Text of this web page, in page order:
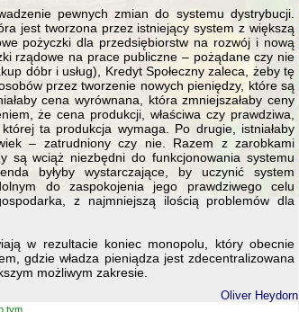
pewnych zmian do systemu dystrybucji.
jest tworzona przez istniejący system z większą
pożyczki dla przedsiębiorstw na rozwój i nową
rządowe na prace publiczne – pożądane czy nie
dóbr i usług), Kredyt Społeczny zaleca, żeby tę
przez tworzenie nowych pieniędzy, które są
cena wyrównana, która zmniejszałaby ceny
że cena produkcji, właściwa czy prawdziwa,
ta produkcja wymaga. Po drugie, istniałaby
– zatrudniony czy nie. Razem z zarobkami
są wciąż niezbędni do funkcjonowania systemu
byłyby wystarczające, by uczynić system
do zaspokojenia jego prawdziwego celu
z najmniejszą ilością problemów dla
w rezultacie koniec monopolu, który obecnie
gdzie władza pieniądza jest zdecentralizowana
możliwym zakresie.
Oliver Heydorn
tym...